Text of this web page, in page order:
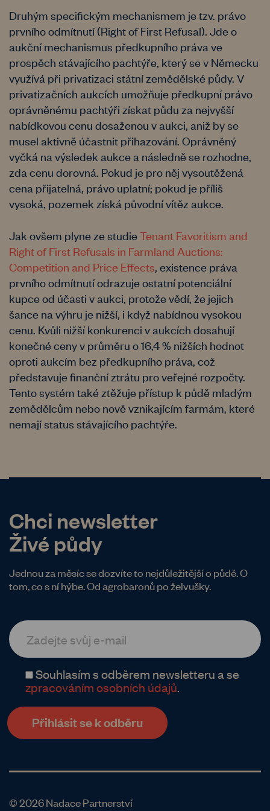
Druhým specifickým mechanismem je tzv. právo
prvního odmítnutí (Right of First Refusal). Jde o
aukční mechanismus předkupního práva ve
prospěch stávajícího pachtýře, který se v Německu
využívá při privatizaci státní zemědělské půdy. V
privatizačních aukcích umožňuje předkupní právo
oprávněnému pachtýři získat půdu za nejvyšší
nabídkovou cenu dosaženou v aukci, aniž by se
musel aktivně účastnit přihazování. Oprávněný
vyčká na výsledek aukce a následně se rozhodne,
zda cenu dorovná. Pokud je pro něj vysoutěžená
cena přijatelná, právo uplatní; pokud je příliš
vysoká, pozemek získá původní vítěz aukce.
Jak ovšem plyne ze studieTenant Favoritism and
Right of First Refusals in Farmland Auctions:
Competition and Price Effects , existence práva
prvního odmítnutí odrazuje ostatní potenciální
kupce od účasti v aukci, protože vědí, že jejich
šance na výhru je nižší, i když nabídnou vysokou
cenu. Kvůli nižší konkurenci v aukcích dosahují
konečné ceny v průměru o 16,4 % nižších hodnot
oproti aukcím bez předkupního práva, což
představuje finanční ztrátu pro veřejné rozpočty.
Tento systém také ztěžuje přístup k půdě mladým
zemědělcům nebo nově vznikajícím farmám, které
nemají status stávajícího pachtýře.
Chci newsletter
Živé půdy
Jednou za měsíc se dozvíte to nejdůležitější o půdě. O
tom, co s ní hýbe. Od agrobaronů po želvušky.
Souhlasím s odběrem newsletteru a se
zpracováním osobních údajů.
© 2026 Nadace Partnerství